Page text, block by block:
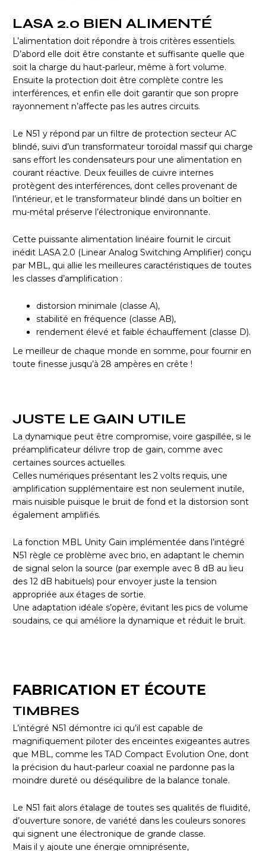
LASA 2.0 BIEN ALIMENTÉ
L’alimentation doit répondre à trois critères essentiels.
D’abord elle doit être constante et suffisante quelle que
soit la charge du haut-parleur, même à fort volume.
Ensuite la protection doit être complète contre les
interférences, et enfin elle doit garantir que son propre
rayonnement n’affecte pas les autres circuits.
Le N51 y répond par un filtre de protection secteur AC
blindé, suivi d’un transformateur toroïdal massif qui charge
sans effort les condensateurs pour une alimentation en
courant réactive. Deux feuilles de cuivre internes
protègent des interférences, dont celles provenant de
l’intérieur, et le transformateur blindé dans un boîtier en
mu-métal préserve l’électronique environnante.
Cette puissante alimentation linéaire fournit le circuit
inédit LASA 2.0 (Linear Analog Switching Amplifier) conçu
par MBL, qui allie les meilleures caractéristiques de toutes
les classes d’amplification :
distorsion minimale (classe A),
stabilité en fréquence (classe AB),
rendement élevé et faible échauffement (classe D).
Le meilleur de chaque monde en somme, pour fournir en
toute finesse jusqu’à 28 ampères en crête !
JUSTE LE GAIN UTILE
La dynamique peut être compromise, voire gaspillée, si le
préamplificateur délivre trop de gain, comme avec
certaines sources actuelles.
Celles numériques présentant les 2 volts requis, une
amplification supplémentaire est non seulement inutile,
mais nuisible puisque le bruit de fond et la distorsion sont
également amplifiés.
La fonction MBL Unity Gain implémentée dans l’intégré
N51 règle ce problème avec brio, en adaptant le chemin
de signal selon la source (par exemple avec 8 dB au lieu
des 12 dB habituels) pour envoyer juste la tension
appropriée aux étages de sortie.
Une adaptation idéale s’opère, évitant les pics de volume
soudains, ce qui améliore la dynamique et réduit le bruit.
FABRICATION ET ÉCOUTE
TIMBRES
L’intégré N51 démontre ici qu’il est capable de
magnifiquement piloter des enceintes exigeantes autres
que MBL, comme les TAD Compact Evolution One, dont
la précision du haut-parleur coaxial ne pardonne pas la
moindre dureté ou déséquilibre de la balance tonale.
Le N51 fait alors étalage de toutes ses qualités de fluidité,
d’ouverture sonore, de variété dans les couleurs sonores
qui signent une électronique de grande classe.
Mais il y ajoute une énergie omniprésente,